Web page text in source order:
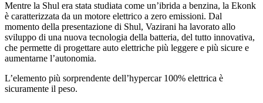
Mentre la Shul era stata studiata come un’ibrida a benzina, la Ekonk
è caratterizzata da un motore elettrico a zero emissioni. Dal
momento della presentazione di Shul, Vazirani ha lavorato allo
sviluppo di una nuova tecnologia della batteria, del tutto innovativa,
che permette di progettare auto elettriche più leggere e più sicure e
aumentarne l’autonomia.
L’elemento più sorprendente dell’hypercar 100% elettrica è
sicuramente il peso.